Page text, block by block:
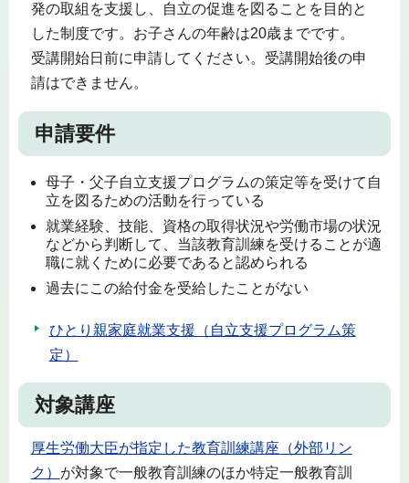
発の取組を支援し、自立の促進を図ることを目的と
した制度です。お子さんの年齢は20歳までです。
受講開始日前に申請してください。受講開始後の申
請はできません。
申請要件
母子・父子自立支援プログラムの策定等を受けて自
立を図るための活動を行っている
就業経験、技能、資格の取得状況や労働市場の状況
などから判断して、当該教育訓練を受けることが適
職に就くために必要であると認められる
過去にこの給付金を受給したことがない
ひとり親家庭就業支援（自立支援プログラム策
定）
対象講座
厚生労働大臣が指定した教育訓練講座（外部リン
ク） が対象で一般教育訓練のほか特定一般教育訓